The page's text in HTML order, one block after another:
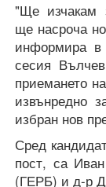
"Ще изчакам
ще насроча
информира в
сесия
приемането
извънредно
избран нов
Сред
пост, са
(ГЕРБ) и д-р